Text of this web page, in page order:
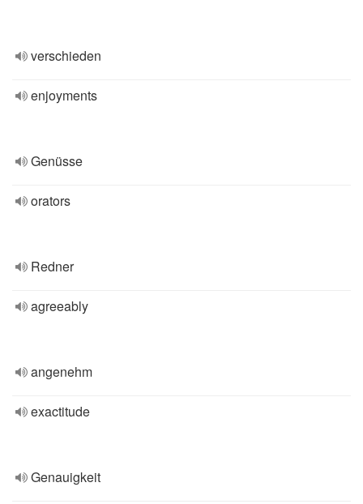
verschieden
enjoyments
Genüsse
orators
Redner
agreeably
angenehm
exactitude
Genauigkeit